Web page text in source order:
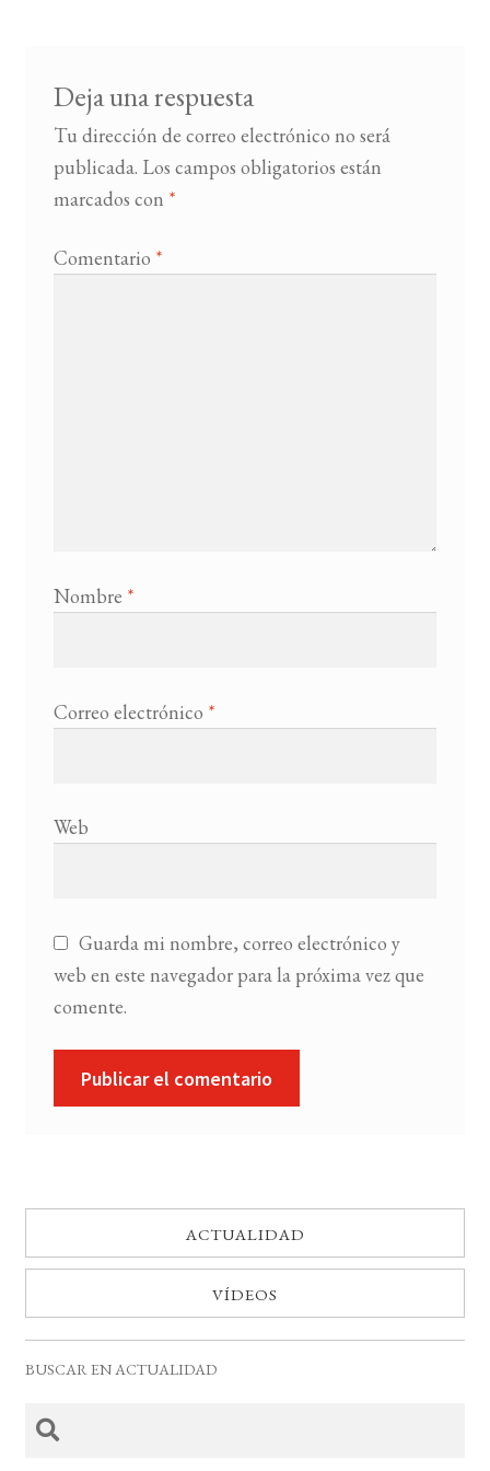
LISTA DE LIBROS
Deja una respuesta
Tu dirección de correo electrónico no será
publicada. Los campos obligatorios están
marcados con *
Comentario *
Nombre *
Correo electrónico *
Web
Guarda mi nombre, correo electrónico y
web en este navegador para la próxima vez que
comente.
ACTUALIDAD
VÍDEOS
BUSCAR EN ACTUALIDAD